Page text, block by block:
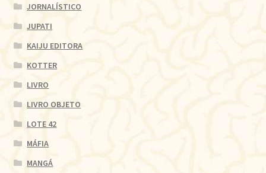
JORNALÍSTICO
JUPATI
KAIJU EDITORA
KOTTER
LIVRO
LIVRO OBJETO
LOTE 42
MÁFIA
MANGÁ